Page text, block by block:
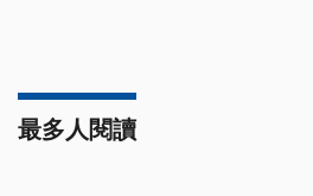
最多人閱讀